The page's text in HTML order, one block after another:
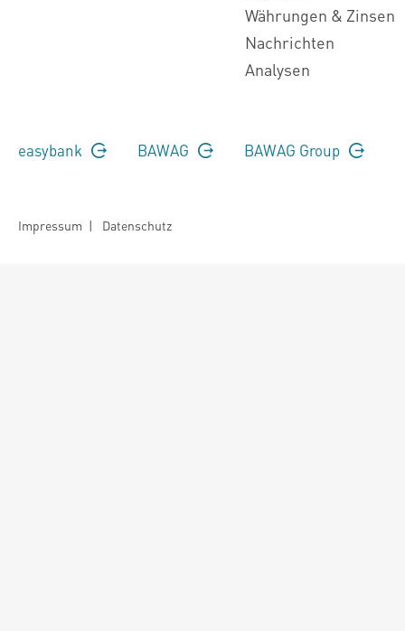
Währungen & Zinsen
Nachrichten
Analysen
easybank BAWAG BAWAG Group
Impressum | Datenschutz